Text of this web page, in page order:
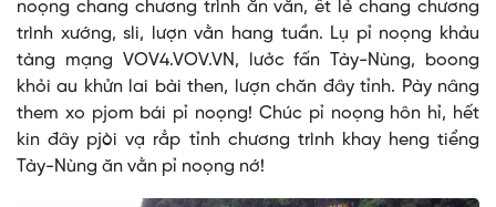
noọng chang chương trình ăn vằn, ết lẻ chang chương
trình xướng, sli, lượn vằn hang tuần. Lụ pỉ noọng khảu
tàng mạng VOV4.VOV.VN, lưởc fấn Tày-Nùng, boong
khỏi au khửn lai bài then, lượn chăn đây tỉnh. Pày nâng
them xo pjom bái pỉ noọng! Chúc pỉ noọng hôn hỉ, hết
kin đây pjòi vạ rẳp tỉnh chương trình khay heng tiểng
Tày-Nùng ăn vằn pỉ noọng nớ!